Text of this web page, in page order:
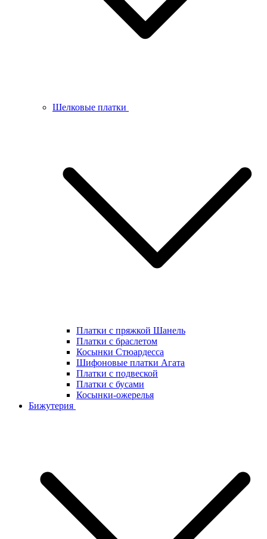
Шелковые платки
Платки с пряжкой Шанель
Платки с браслетом
Косынки Стюардесса
Шифоновые платки Агата
Платки с подвеской
Платки с бусами
Косынки-ожерелья
Бижутерия